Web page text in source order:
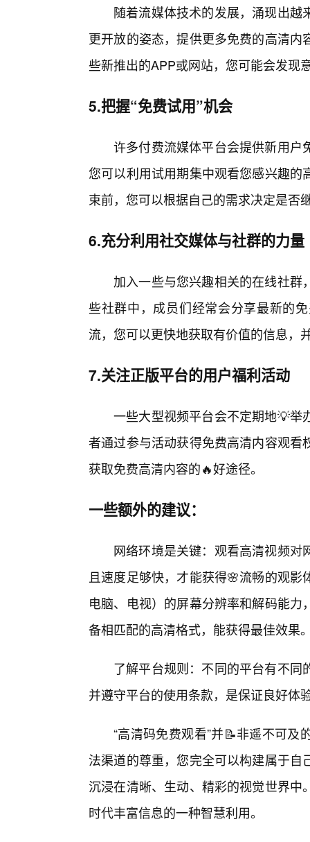
随着流媒体技术的发展，涌现出
更开放的姿态，提供更多免费的高清
些新推出的APP或网站，您可能会发现
5.把握“免费试用”机会
许多付费流媒体平台会提供新用户
您可以利用试用期集中观看您感兴趣
束前，您可以根据自己的需求决定是否
6.充分利用社交媒体与社群的力量
加入一些与您兴趣相关的在线社
些社群中，成员们经常会分享最新的
流，您可以更快地获取有价值的信息，
7.关注正版平台的用户福利活动
一些大型视频平台会不定期地💡举
者通过参与活动获得免费高清内容观
获取免费高清内容的🔥好途径。
一些额外的建议：
网络环境是关键：观看高清视频
且速度足够快，才能获得🌸流畅的观
电脑、电视）的屏幕分辨率和解码能
备相匹配的高清格式，能获得最佳效果
了解平台规则：不同的平台有不
并遵守平台的使用条款，是保证良好体
“高清码免费观看”并📝非遥不可
法渠道的尊重，您完全可以构建属于
沉浸在清晰、生动、精彩的视觉世界
时代丰富信息的一种智慧利用。